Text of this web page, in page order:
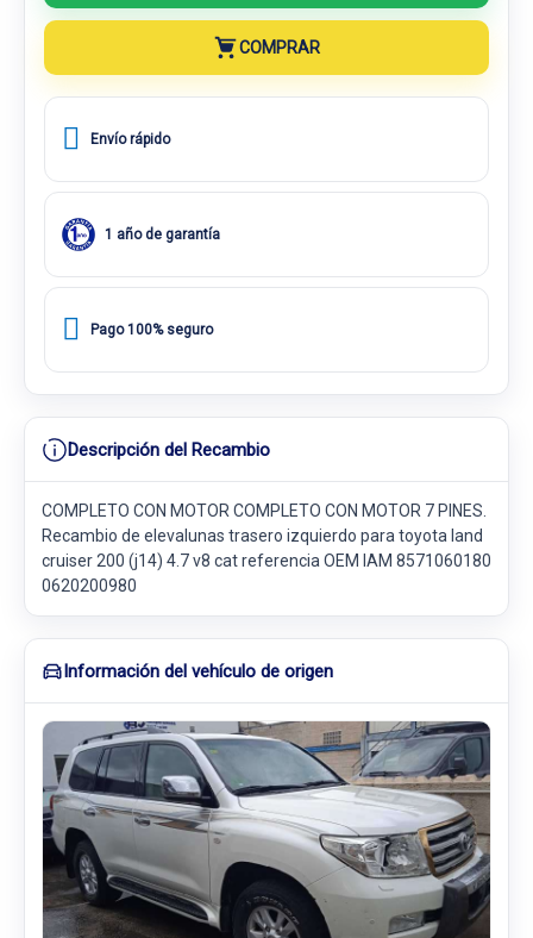
COMPRAR
Envío rápido
1 año de garantía
Pago 100% seguro
Descripción del Recambio
COMPLETO CON MOTOR COMPLETO CON MOTOR 7 PINES.
Recambio de elevalunas trasero izquierdo para toyota land
cruiser 200 (j14) 4.7 v8 cat referencia OEM IAM 8571060180
0620200980
Información del vehículo de origen